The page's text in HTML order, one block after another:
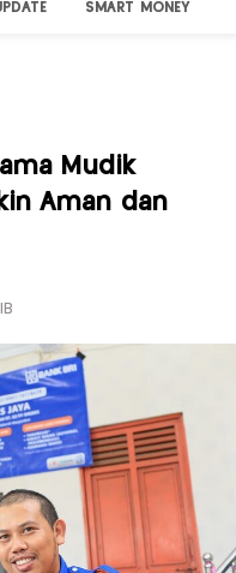
SMART MONEY
Mudik
Aman dan